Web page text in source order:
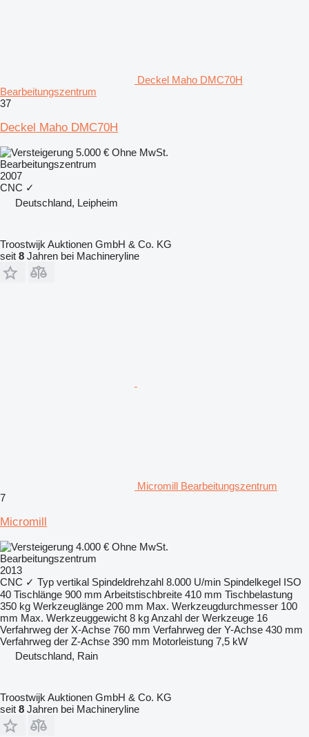
Deckel Maho DMC70H
Bearbeitungszentrum
37
Deckel Maho DMC70H
5.000 € Ohne MwSt.
Bearbeitungszentrum
2007
CNC ✓
Deutschland, Leipheim
Troostwijk Auktionen GmbH & Co. KG
seit 8 Jahren bei Machineryline
Micromill Bearbeitungszentrum
7
Micromill
4.000 € Ohne MwSt.
Bearbeitungszentrum
2013
CNC ✓ Typ vertikal Spindeldrehzahl 8.000 U/min Spindelkegel ISO
40 Tischlänge 900 mm Arbeitstischbreite 410 mm Tischbelastung
350 kg Werkzeuglänge 200 mm Max. Werkzeugdurchmesser 100
mm Max. Werkzeuggewicht 8 kgAnzahl der Werkzeuge 16
Verfahrweg der X-Achse 760 mm Verfahrweg der Y-Achse 430 mm
Verfahrweg der Z-Achse 390 mm Motorleistung 7,5 kW
Deutschland, Rain
Troostwijk Auktionen GmbH & Co. KG
seit 8 Jahren bei Machineryline